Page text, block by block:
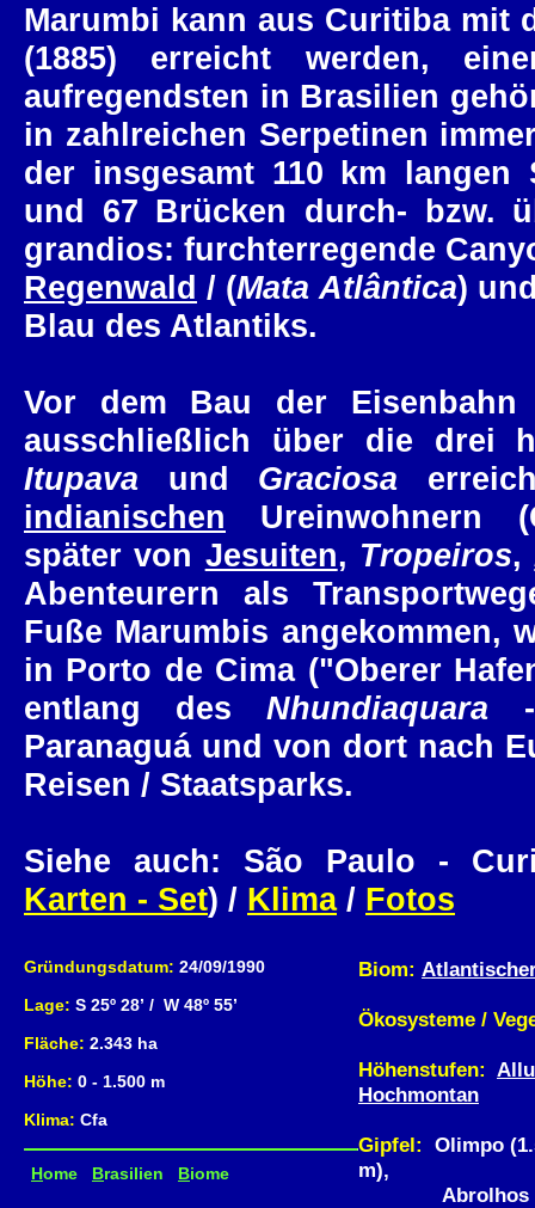
Marumbi kann aus Curitiba mit
(1885) erreicht werden,
aufregendsten in Brasilien
in zahlreichen Serpetinen
der insgesamt 110 km langen
und 67 Brücken durch- bzw.
grandios: furchterregende
Regenwald / (Mata Atlântica)
Blau des Atlantiks.
Vor dem Bau der
ausschließlich über die drei
Itupava und Graciosa
indianischen Ureinwohnern
später von Jesuiten, Tropeiros,
Abenteurern als
Fuße Marumbis angekommen,
in Porto de Cima ("Oberer
entlang desNhundiaquara -
Paranaguá und von dort nach
Reisen / Staatsparks.
Siehe auch: São Paulo -
Karten - Set) / Klima/ Fotos
Gründungsdatum: 24/09/1990
Lage: S 25º 28’ / W 48º 55’
Fläche: 2.343 ha
Höhe: 0 - 1.500 m
Klima: Cfa
Biom:
Ökosysteme /
Höhenstufen:
Hochmontan
Gipfel: Olimpo
m),
Abrolhos
Home Brasilien Biome